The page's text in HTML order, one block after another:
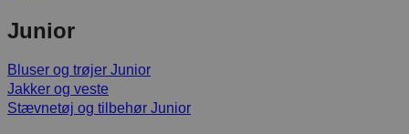
Junior
Bluser og trøjer Junior
Jakker og veste
Stævnetøj og tilbehør Junior